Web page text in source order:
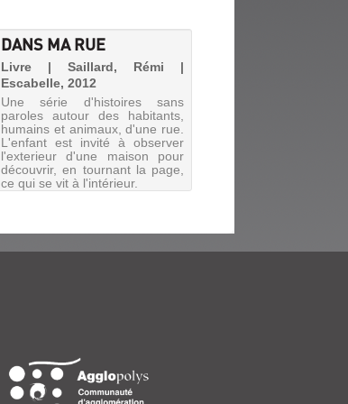
DANS MA RUE
Livre | Saillard, Rémi |
Escabelle, 2012
Une série d'histoires sans
paroles autour des habitants,
humains et animaux, d'une rue.
L'enfant est invité à observer
l'exterieur d'une maison pour
découvrir, en tournant la page,
ce qui se vit à l'intérieur.